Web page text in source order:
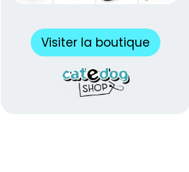
Visiter la boutique